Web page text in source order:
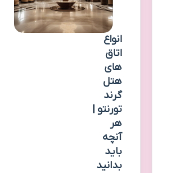
انواع
اتاق
های
هتل
گرند
تورنتو |
هر
آنچه
باید
بدانید